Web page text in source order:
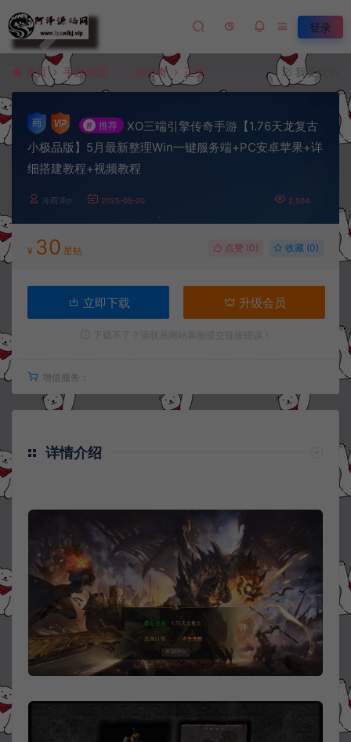
登录
首页 手游资源 三端传奇 正文 我要投稿
# 推荐
XO三端引擎传奇手游【1.76天龙复古
小极品版】5月最新整理Win一键服务端+PC安卓苹果+详
细搭建教程+视频教程
冷雨泽ღ 2025-05-20 2,504
¥ 30 星钻 点赞 (0) 收藏 (0)
立即下载 升级会员
增值服务：
详情介绍